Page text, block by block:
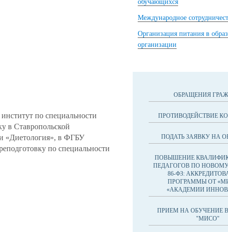
по специальности
в Ставропольской
«Диетология», в ФГБУ
по специальности
обучающихся
Международное
Организация питания в
организации
ОБРАЩЕНИЯ
ПРОТИВОДЕЙСТВИЕ
ПОДАТЬ ЗАЯВКУ НА
ПОВЫШЕНИЕ
ПЕДАГОГОВ ПО
86-ФЗ:
ПРОГРАММЫ ОТ
«АКАДЕМИИ
ПРИЕМ НА ОБУЧЕНИЕ
"МИСО"